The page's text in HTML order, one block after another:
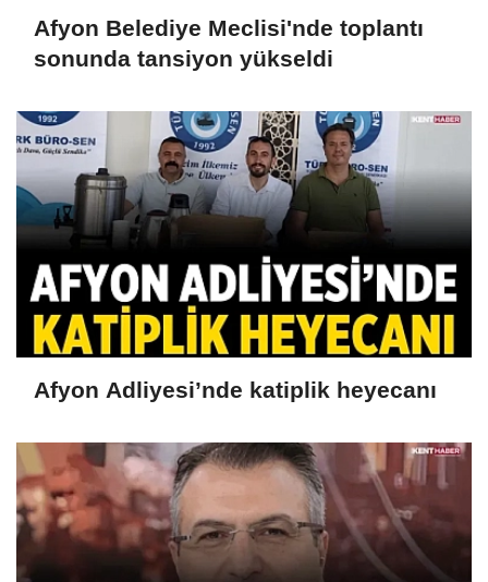
Afyon Belediye Meclisi'nde toplantı
sonunda tansiyon yükseldi
Afyon Adliyesi’nde katiplik heyecanı